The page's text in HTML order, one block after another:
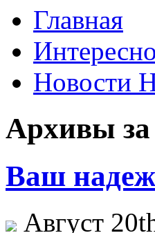
Главная
Новости
Архивы за
Ваш
Август